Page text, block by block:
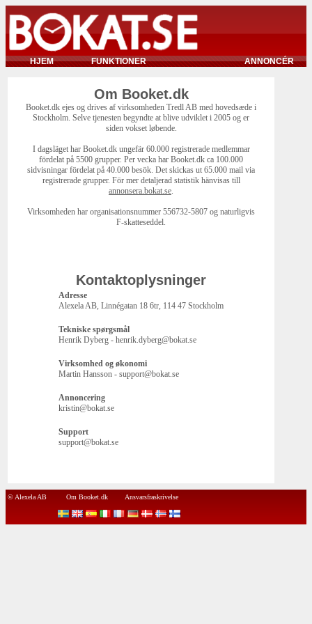
HJEM FUNKTIONER ANNONCÉR
Om Booket.dk
Booket.dk ejes og drives af virksomheden Tredl AB med hovedsæde i
Stockholm. Selve tjenesten begyndte at blive udviklet i 2005 og er
siden vokset løbende.
I dagsläget har Booket.dk ungefär 60.000 registrerade medlemmar
fördelat på 5500 grupper. Per vecka har Booket.dk ca 100.000
sidvisningar fördelat på 40.000 besök. Det skickas ut 65.000 mail via
registrerade grupper. För mer detaljerad statistik hänvisas till
annonsera.bokat.se.
Virksomheden har organisationsnummer 556732-5807 og naturligvis
F-skatteseddel.
Kontaktoplysninger
Adresse
Alexela AB, Linnégatan 18 6tr, 114 47 Stockholm
Tekniske spørgsmål
Henrik Dyberg - henrik.dyberg@bokat.se
Virksomhed og økonomi
Martin Hansson - support@bokat.se
Annoncering
kristin@bokat.se
Support
support@bokat.se
© Alexela AB Om Booket.dk Ansvarsfraskrivelse